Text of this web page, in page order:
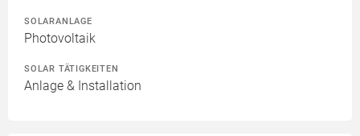
SOLARANLAGE
Photovoltaik
SOLAR TÄTIGKEITEN
Anlage & Installation